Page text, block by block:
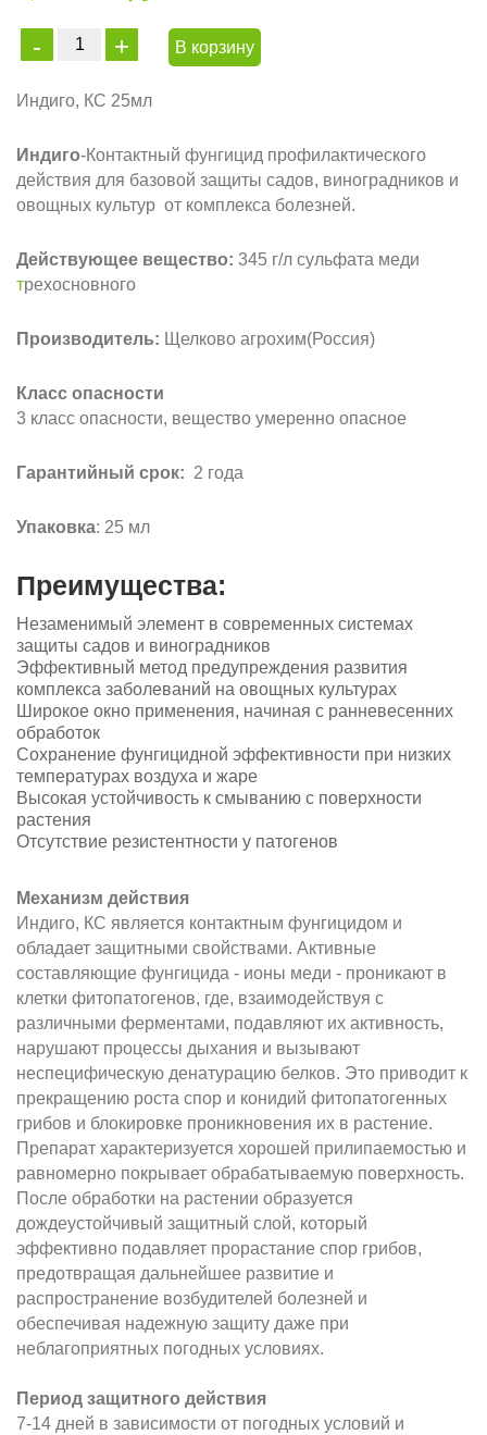
В корзину
Индиго, КС 25мл
Индиго-Контактный фунгицид профилактического
действия для базовой защиты садов, виноградников и
овощных культур от комплекса болезней.
Действующее вещество: 345 г/л сульфата меди
трехосновного
Производитель: Щелково агрохим(Россия)
Класс опасности
3 класс опасности, вещество умеренно опасное
Гарантийный срок: 2 года
Упаковка: 25 мл
Преимущества:
Незаменимый элемент в современных системах
защиты садов и виноградников
Эффективный метод предупреждения развития
комплекса заболеваний на овощных культурах
Широкое окно применения, начиная с ранневесенних
обработок
Сохранение фунгицидной эффективности при низких
температурах воздуха и жаре
Высокая устойчивость к смыванию с поверхности
растения
Отсутствие резистентности у патогенов
Механизм действия
Индиго, КС является контактным фунгицидом и
обладает защитными свойствами. Активные
составляющие фунгицида - ионы меди - проникают в
клетки фитопатогенов, где, взаимодействуя с
различными ферментами, подавляют их активность,
нарушают процессы дыхания и вызывают
неспецифическую денатурацию белков. Это приводит к
прекращению роста спор и конидий фитопатогенных
грибов и блокировке проникновения их в растение.
Препарат характеризуется хорошей прилипаемостью и
равномерно покрывает обрабатываемую поверхность.
После обработки на растении образуется
дождеустойчивый защитный слой, который
эффективно подавляет прорастание спор грибов,
предотвращая дальнейшее развитие и
распространение возбудителей болезней и
обеспечивая надежную защиту даже при
неблагоприятных погодных условиях.
Период защитного действия
7-14 дней в зависимости от погодных условий и